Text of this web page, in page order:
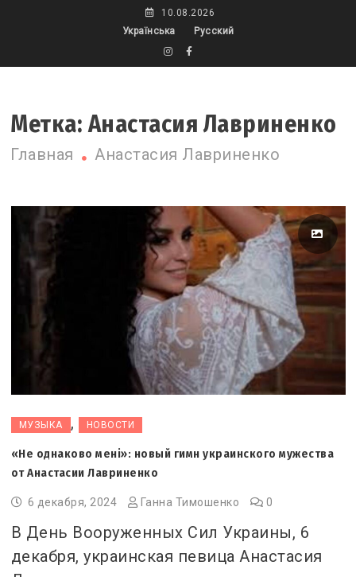
10.08.2026
Українська
Русский
Метка:Анастасия Лавриненко
Главная Анастасия Лавриненко
МУЗЫКА , НОВОСТИ
«Не однаково мені»: новый гимн украинского мужества
от Анастасии Лавриненко
6 декабря, 2024 Ганна Тимошенко 0
В День Вооруженных Сил Украины, 6
декабря, украинская певица Анастасия